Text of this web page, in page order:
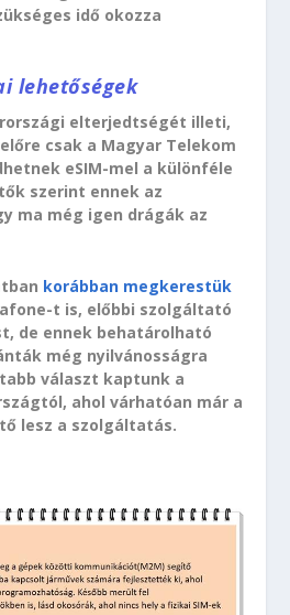
idő okozza
lehetőségek
elterjedtségét illeti,
csak a Magyar Telekom
eSIM-mel a különféle
szerint ennek az
ma még igen drágák az
korábban megkerestük
t is, előbbi szolgáltató
de ennek behatárolható
még nyilvánosságra
választ kaptunk a
ahol várhatóan már a
lesz a szolgáltatás.